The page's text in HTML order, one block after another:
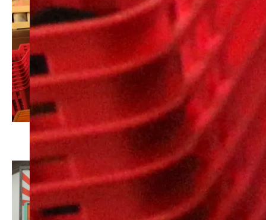
この記事が気に入ったら
いいね！しよう